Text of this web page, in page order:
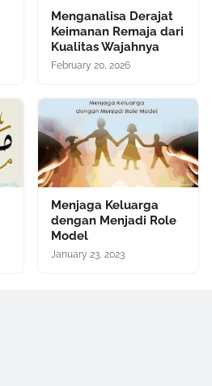
Menganalisa Derajat
Keimanan Remaja dari
Kualitas Wajahnya
February 20, 2026
Menjaga Keluarga
dengan Menjadi Role
Model
January 23, 2023